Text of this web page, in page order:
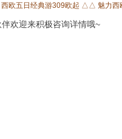
欧五日经典游309欧起 △△ 魅力西
欢迎来积极咨询详情哦~